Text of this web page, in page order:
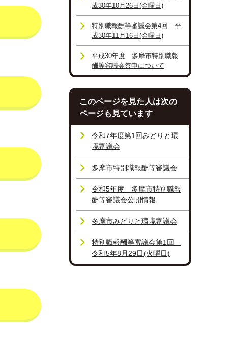
成30年10月26日(金曜日)
特別職報酬等審議会第4回 平
成30年11月16日(金曜日)
平成30年度 多摩市特別職報
酬等審議会答申について
このページを見た人は次の
ページも見ています
令和7年度第1回みどりと環
境審議会
多摩市特別職報酬等審議会
令和5年度 多摩市特別職報
酬等審議会公開情報
多摩市みどりと環境審議会
特別職報酬等審議会第1回
令和5年8月29日(火曜日)